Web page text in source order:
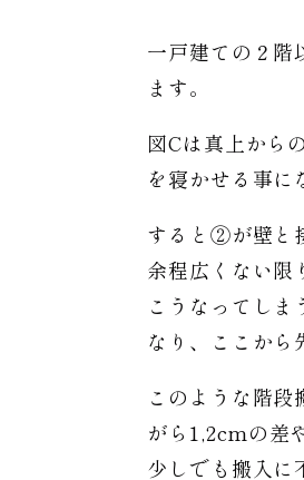
一戸建ての２階
ます。
図Cは真上から
を寝かせる事に
すると②が壁と
余程広くない
こうなってし
なり、ここから
このような階
がら1,2cmの差
少しでも搬入に